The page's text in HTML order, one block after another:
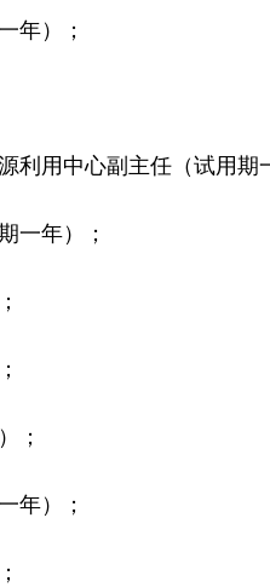
年）；
用中心副主任（试用期
年）；
；
年）；